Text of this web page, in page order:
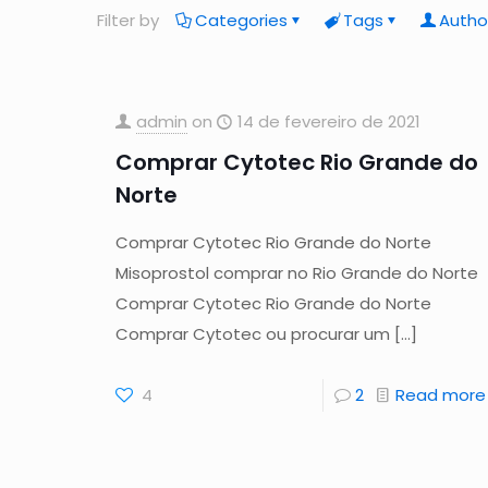
Filter by Categories Tags
admin on 14 de fevereiro de 2021
Comprar Cytotec Rio Grande do
Norte
Comprar Cytotec Rio Grande do Norte
Misoprostol comprar no Rio Grande do Norte
Comprar Cytotec Rio Grande do Norte
Comprar Cytotec ou procurar um […]
4 2 Read more